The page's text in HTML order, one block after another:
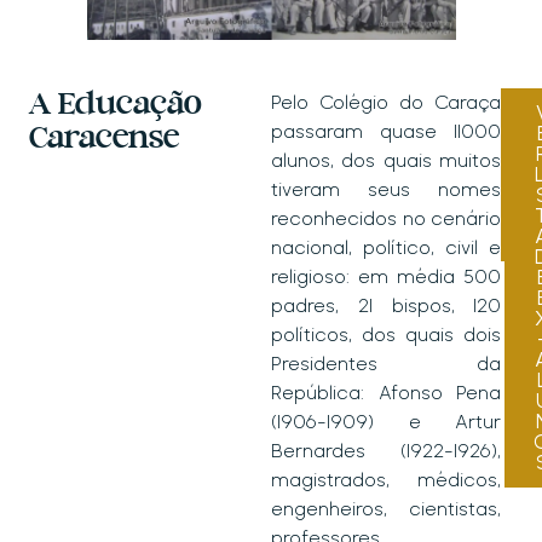
educação
ambiental (RPPN,
visitantes e
trilhas)
Educação,
cultura, ciência
(Conjunto
arquitetônico,
museu e
biblioteca).
Centro Vicentino
Missionário de
espiritualidade,
religião e
peregrinação
(Santuário e
Curato)
cometeram esse
atentado por não
rei contra uma mulher da
família. Onze nobres da
família foram queimados
em praça pública, em
Portugal, outro apenas
em efígie, por ter fugido.
Este fugitivo seria Carlos
Mendonça Távora, que,
por volta de 1760, está no
Arraial do Tejuco (hoje
Diamantina-MG)
trabalhando na
mineração. Chegando
pobre ao Tejuco, faz-se
membro da Ordem
Terceira de São
A Educação
Caracense
Pelo Colégio do Caraça
passaram quase 11000
alunos, dos quais muitos
tiveram seus nomes
reconhecidos no cenário
nacional, político, civil e
religioso: em média 500
padres, 21 bispos, 120
políticos, dos quais dois
Presidentes da
República: Afonso Pena
(1906-1909) e Artur
Bernardes (1922-1926),
magistrados, médicos,
engenheiros, cientistas,
professores
E
I